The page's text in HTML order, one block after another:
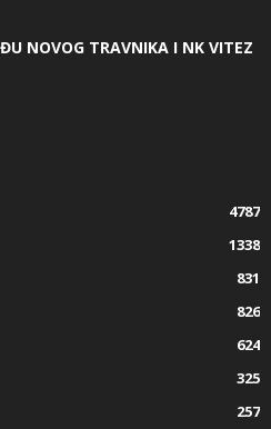
NOVOG TRAVNIKA I NK VITEZ
4787
1338
831
826
624
325
257